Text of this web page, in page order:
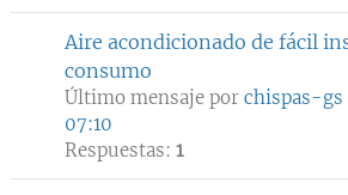
Aire acondicionado de fácil
consumo
Último mensaje por chispas-gs
07:10
Respuestas: 1